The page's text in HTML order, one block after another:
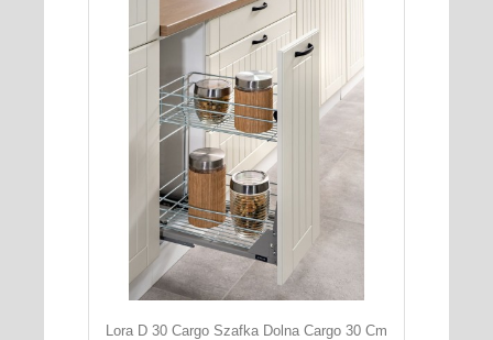
Lora D 30 Cargo Szafka Dolna Cargo 30 Cm